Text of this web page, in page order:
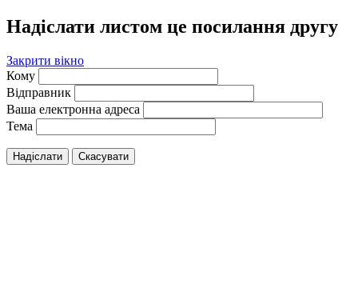
Надіслати листом це посилання другу
Закрити вікно
Кому
Відправник
Ваша електронна адреса
Тема
Надіслати Скасувати